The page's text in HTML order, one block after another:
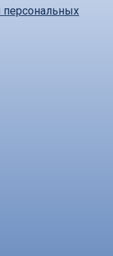
персональных